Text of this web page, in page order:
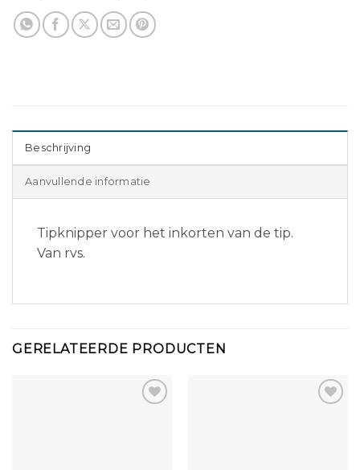
Beschrijving
Aanvullende informatie
Tipknipper voor het inkorten van de tip.
Van rvs.
GERELATEERDE PRODUCTEN